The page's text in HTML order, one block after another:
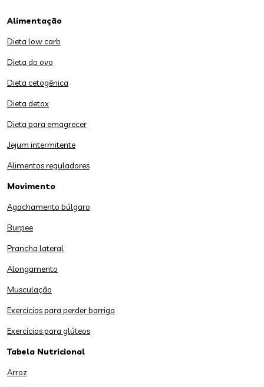
Alimentação
Dieta low carb
Dieta do ovo
Dieta cetogênica
Dieta detox
Dieta para emagrecer
Jejum intermitente
Alimentos reguladores
Movimento
Agachamento búlgaro
Burpee
Prancha lateral
Alongamento
Musculação
Exercícios para perder barriga
Exercícios para glúteos
Tabela Nutricional
Arroz